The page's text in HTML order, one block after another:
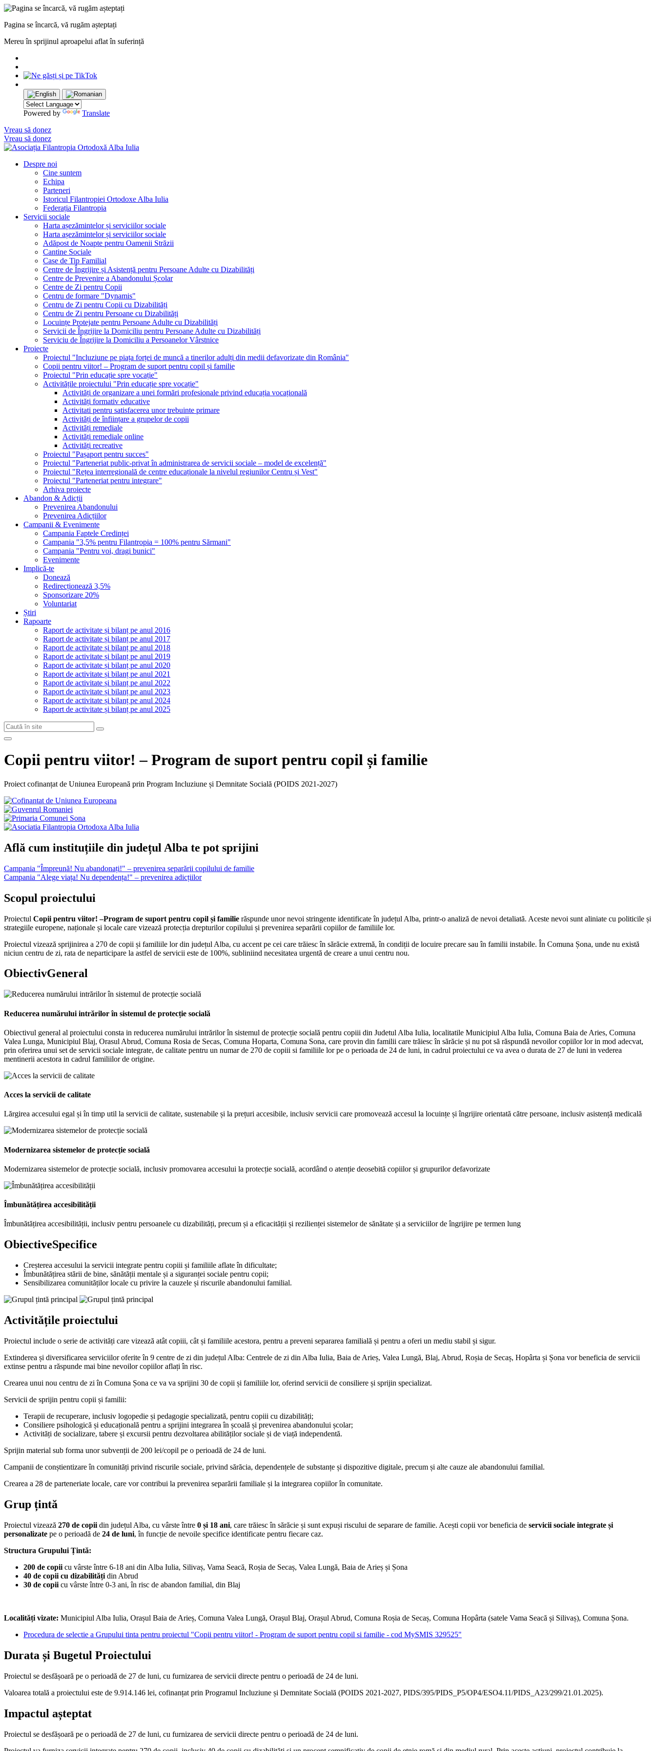
Pagina se încarcă, vă rugăm așteptați
Mereu în sprijinul aproapelui aflat în suferință
Powered by
Translate
Vreau să donez
Vreau să donez
Despre noi
Cine suntem
Echipa
Parteneri
Istoricul Filantropiei Ortodoxe Alba Iulia
Federația Filantropia
Servicii sociale
Harta așezămintelor și serviciilor sociale
Harta așezămintelor și serviciilor sociale
Adăpost de Noapte pentru Oamenii Străzii
Cantine Sociale
Case de Tip Familial
Centre de Îngrijire și Asistență pentru Persoane Adulte cu Dizabilități
Centre de Prevenire a Abandonului Școlar
Centre de Zi pentru Copii
Centru de formare "Dynamis"
Centru de Zi pentru Copii cu Dizabilități
Centru de Zi pentru Persoane cu Dizabilități
Locuințe Protejate pentru Persoane Adulte cu Dizabilități
Servicii de Îngrijire la Domiciliu pentru Persoane Adulte cu Dizabilități
Serviciu de Îngrijire la Domiciliu a Persoanelor Vârstnice
Proiecte
Proiectul "Incluziune pe piața forței de muncă a tinerilor adulți din medii defavorizate din România"
Copii pentru viitor! – Program de suport pentru copil și familie
Proiectul "Prin educație spre vocație"
Activitățile proiectului "Prin educație spre vocație"
Activități de organizare a unei formări profesionale privind educația vocațională
Activități formativ educative
Activitati pentru satisfacerea unor trebuinte primare
Activități de înființare a grupelor de copii
Activități remediale
Activități remediale online
Activități recreative
Proiectul "Pașaport pentru succes"
Proiectul "Parteneriat public-privat în administrarea de servicii sociale – model de excelență"
Proiectul "Rețea interregională de centre educaționale la nivelul regiunilor Centru și Vest"
Proiectul "Parteneriat pentru integrare"
Arhiva proiecte
Abandon & Adicții
Prevenirea Abandonului
Prevenirea Adicțiilor
Campanii & Evenimente
Campania Faptele Credinței
Campania "3,5% pentru Filantropia = 100% pentru Sărmani"
Campania "Pentru voi, dragi bunici"
Evenimente
Implică-te
Donează
Redirecționează 3,5%
Sponsorizare 20%
Voluntariat
Știri
Rapoarte
Raport de activitate și bilanț pe anul 2016
Raport de activitate și bilanț pe anul 2017
Raport de activitate și bilanț pe anul 2018
Raport de activitate și bilanț pe anul 2019
Raport de activitate și bilanț pe anul 2020
Raport de activitate și bilanț pe anul 2021
Raport de activitate și bilanț pe anul 2022
Raport de activitate și bilanț pe anul 2023
Raport de activitate și bilanț pe anul 2024
Raport de activitate și bilanț pe anul 2025
Copii pentru viitor! – Program de suport pentru copil și familie
Proiect cofinanțat de Uniunea Europeană prin Program Incluziune și Demnitate Socială (POIDS 2021-2027)
Află cum instituțiile din județul Alba te pot sprijini
Campania "Împreună! Nu abandonați!" – prevenirea separării copilului de familie
Campania "Alege viața! Nu dependența!" – prevenirea adicțiilor
Scopul proiectului
Proiectul Copii pentru viitor! –Program de suport pentru copil și familie răspunde unor nevoi stringente identificate în județul Alba, printr-o analiză de nevoi detaliată. Aceste nevoi sunt aliniate cu politicile și
strategiile europene, naționale și locale care vizează protecția drepturilor copilului și prevenirea separării copiilor de familiile lor.
Proiectul vizează sprijinirea a 270 de copii și familiile lor din județul Alba, cu accent pe cei care trăiesc în sărăcie extremă, în condiții de locuire precare sau în familii instabile. În Comuna Șona, unde nu există
niciun centru de zi, rata de neparticipare la astfel de servicii este de 100%, subliniind necesitatea urgentă de creare a unui centru nou.
ObiectivGeneral
Reducerea numărului intrărilor în sistemul de protecție socială
Obiectivul general al proiectului consta in reducerea numărului intrărilor în sistemul de protecție socială pentru copiii din Judetul Alba Iulia, localitatile Municipiul Alba Iulia, Comuna Baia de Aries, Comuna
Valea Lunga, Municipiul Blaj, Orasul Abrud, Comuna Rosia de Secas, Comuna Hoparta, Comuna Sona, care provin din familii care trăiesc în sărăcie și nu pot să răspundă nevoilor copiilor lor in mod adecvat,
prin oferirea unui set de servicii sociale integrate, de calitate pentru un numar de 270 de copiii si familiile lor pe o perioada de 24 de luni, in cadrul proiectului ce va avea o durata de 27 de luni in vederea
mentinerii acestora in cadrul familiilor de origine.
Acces la servicii de calitate
Lărgirea accesului egal și în timp util la servicii de calitate, sustenabile și la prețuri accesibile, inclusiv servicii care promovează accesul la locuințe și îngrijire orientată către persoane, inclusiv asistență medicală
Modernizarea sistemelor de protecție socială
Modernizarea sistemelor de protecție socială, inclusiv promovarea accesului la protecție socială, acordând o atenție deosebită copiilor și grupurilor defavorizate
Îmbunătățirea accesibilității
Îmbunătățirea accesibilității, inclusiv pentru persoanele cu dizabilități, precum și a eficacității și rezilienței sistemelor de sănătate și a serviciilor de îngrijire pe termen lung
ObiectiveSpecifice
Creșterea accesului la servicii integrate pentru copiii și familiile aflate în dificultate;
Îmbunătățirea stării de bine, sănătății mentale și a siguranței sociale pentru copii;
Sensibilizarea comunităților locale cu privire la cauzele și riscurile abandonului familial.
Activitățile proiectului
Proiectul include o serie de activități care vizează atât copiii, cât și familiile acestora, pentru a preveni separarea familială și pentru a oferi un mediu stabil și sigur.
Extinderea și diversificarea serviciilor oferite în 9 centre de zi din județul Alba: Centrele de zi din Alba Iulia, Baia de Arieș, Valea Lungă, Blaj, Abrud, Roșia de Secaș, Hopârta și Șona vor beneficia de servicii
extinse pentru a răspunde mai bine nevoilor copiilor aflați în risc.
Crearea unui nou centru de zi în Comuna Șona ce va va sprijini 30 de copii și familiile lor, oferind servicii de consiliere și sprijin specializat.
Servicii de sprijin pentru copii și familii:
Terapii de recuperare, inclusiv logopedie și pedagogie specializată, pentru copiii cu dizabilități;
Consiliere psihologică și educațională pentru a sprijini integrarea în școală și prevenirea abandonului școlar;
Activități de socializare, tabere și excursii pentru dezvoltarea abilităților sociale și de viață independentă.
Sprijin material sub forma unor subvenții de 200 lei/copil pe o perioadă de 24 de luni.
Campanii de conștientizare în comunități privind riscurile sociale, privind sărăcia, dependențele de substanțe și dispozitive digitale, precum și alte cauze ale abandonului familial.
Crearea a 28 de parteneriate locale, care vor contribui la prevenirea separării familiale și la integrarea copiilor în comunitate.
Grup țintă
Proiectul vizează 270 de copii din județul Alba, cu vârste între 0 și 18 ani, care trăiesc în sărăcie și sunt expuși riscului de separare de familie. Acești copii vor beneficia de servicii sociale integrate și
personalizate pe o perioadă de 24 de luni, în funcție de nevoile specifice identificate pentru fiecare caz.
Structura Grupului Țintă:
200 de copii cu vârste între 6-18 ani din Alba Iulia, Silivaș, Vama Seacă, Roșia de Secaș, Valea Lungă, Baia de Arieș și Șona
40 de copii cu dizabilități din Abrud
30 de copii cu vârste între 0-3 ani, în risc de abandon familial, din Blaj
Localități vizate: Municipiul Alba Iulia, Orașul Baia de Arieș, Comuna Valea Lungă, Orașul Blaj, Orașul Abrud, Comuna Roșia de Secaș, Comuna Hopârta (satele Vama Seacă și Silivaș), Comuna Șona.
Procedura de selectie a Grupului tinta pentru proiectul "Copii pentru viitor! - Program de suport pentru copil si familie - cod MySMIS 329525"
Durata și Bugetul Proiectului
Proiectul se desfășoară pe o perioadă de 27 de luni, cu furnizarea de servicii directe pentru o perioadă de 24 de luni.
Valoarea totală a proiectului este de 9.914.146 lei, cofinanțat prin Programul Incluziune și Demnitate Socială (POIDS 2021-2027, PIDS/395/PIDS_P5/OP4/ESO4.11/PIDS_A23/299/21.01.2025).
Impactul așteptat
Proiectul se desfășoară pe o perioadă de 27 de luni, cu furnizarea de servicii directe pentru o perioadă de 24 de luni.